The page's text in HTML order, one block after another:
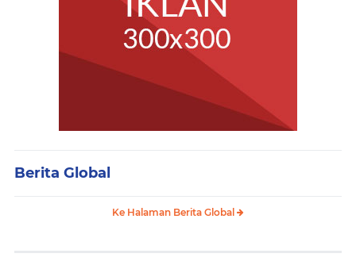
Berita Global
Ke Halaman Berita Global